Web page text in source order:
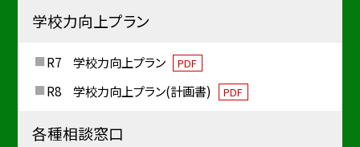
学校力向上プラン
R7 学校力向上プラン PDF
R8 学校力向上プラン(計画書) PDF
各種相談窓口